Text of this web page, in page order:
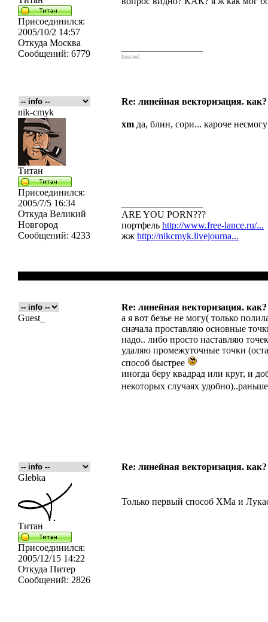
Присоединился:
2005/10/2 14:57
Откуда Москва
Сообщений: 6779 [икс́эм]
Re: линейная векторизация. как?
nik-cmyk
Титан
Присоединился:
2005/7/5 16:34
Откуда Великий
Новгород
Сообщений: 4233
xm да, блин, сори... кароче
ARE YOU PORN???
портфель http://www.free-lance.ru/...
жж http://nikcmyk.livejourna...
Re: линейная векторизация. как?
Guest_
а я вот безье не могу( только
сначала проставляю основные
надо.. либо просто наставляю
удаляю промежуточные точки
способ быстрее
иногда беру квадрад или круг, и
некоторых случаях
Re: линейная векторизация. как?
Glebka
Титан
Присоединился:
2005/12/15 14:22
Откуда Питер
Сообщений: 2826
Только первый способ ХМа и